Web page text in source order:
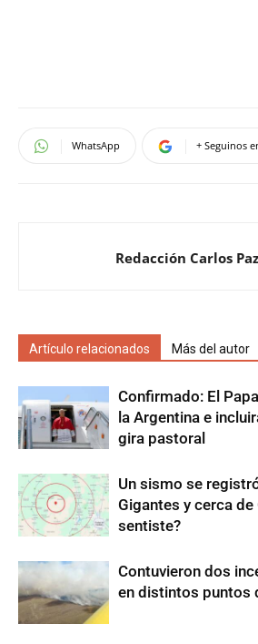
WhatsApp + Seguinos
Redacción Carlos
Artículo relacionados Más del autor
Confirmado: El
la Argentina e
gira pastoral
Un sismo se
Gigantes y cerca de
sentiste?
Contuvieron dos
en distintos puntos